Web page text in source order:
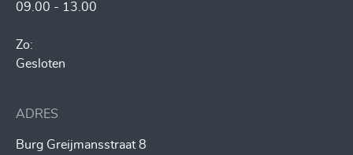
09.00 - 13.00
Zo:
Gesloten
ADRES
Burg Greijmansstraat 8